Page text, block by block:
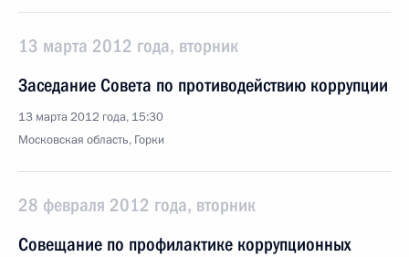
13 марта 2012 года, вторник
Заседание Совета по противодействию коррупции
13 марта 2012 года, 15:30
Московская область, Горки
28 февраля 2012 года, вторник
Совещание по профилактике коррупционных